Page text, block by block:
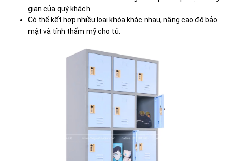
gian của quý khách
Có thể kết hợp nhiều loại khóa khác nhau, nâng cao độ bảo
mật và tính thẩm mỹ cho tủ.